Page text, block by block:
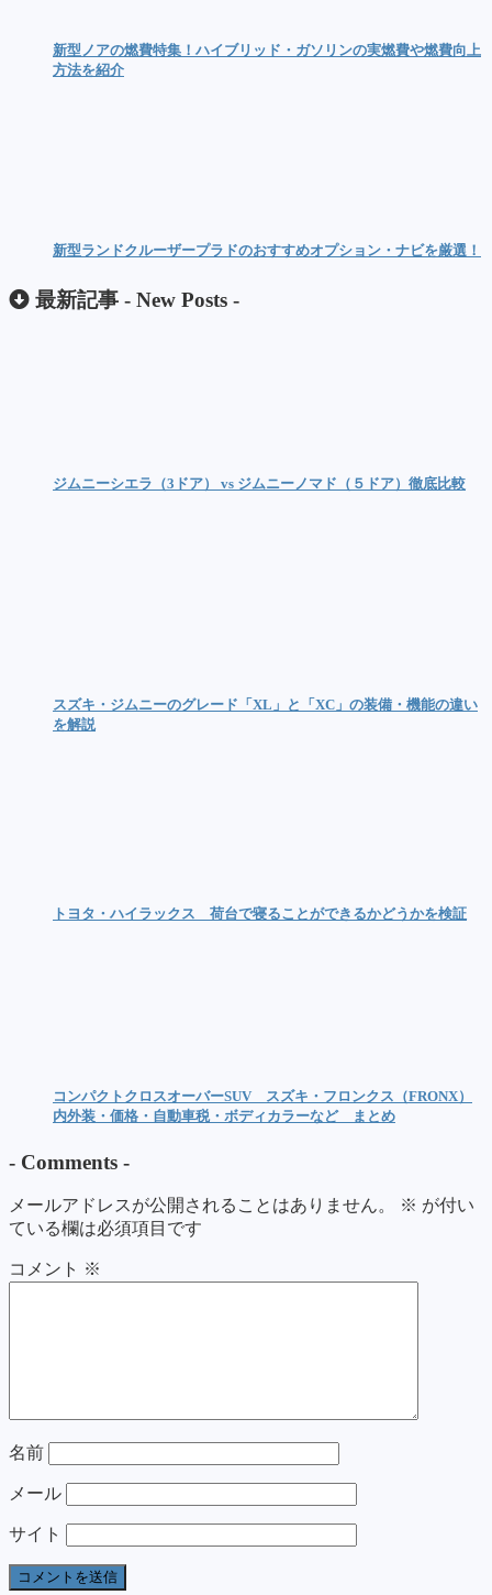
新型ノアの燃費特集！ハイブリッド・ガソリンの実燃費や燃費向上
方法を紹介
新型ランドクルーザープラドのおすすめオプション・ナビを厳選！
最新記事 - New Posts -
ジムニーシエラ（3ドア） vs ジムニーノマド（５ドア）徹底比較
スズキ・ジムニーのグレード「XL」と「XC」の装備・機能の違い
を解説
トヨタ・ハイラックス 荷台で寝ることができるかどうかを検証
コンパクトクロスオーバーSUV スズキ・フロンクス（FRONX）
内外装・価格・自動車税・ボディカラーなど まとめ
- Comments -
メールアドレスが公開されることはありません。 ※ が付い
ている欄は必須項目です
コメント ※
名前
メール
サイト